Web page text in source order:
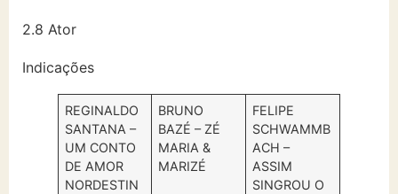
2.8 Ator
Indicações
REGINALDO
SANTANA –
UM CONTO
DE AMOR
NORDESTIN
BRUNO
BAZÉ – ZÉ
MARIA &
MARIZÉ
FELIPE
SCHWAMMB
ACH –
ASSIM
SINGROU O